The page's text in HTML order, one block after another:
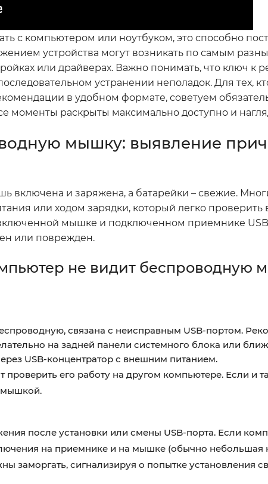
с компьютером или ноутбуком, это способно
устройства могут возникать по самым
или драйверах. Важно понимать, что ключ к
устранении неполадок. Для тех,
в удобном формате, советуем
моменты раскрыты максимально доступно и
мышку: выявление
включена и заряжена, а батарейки – свежие.
или ходом зарядки, который легко проверить
мышке и подключенном приемнике
или поврежден.
не видит беспроводную
связана с неисправным USB-портом.
на задней панели системного блока или
USB-концентратор с внешним питанием.
его работу на другом компьютере. Если и
мышкой.
после установки или смены USB-порта. Если
на приемнике и на мышке (обычно небольшая
заморгать, сигнализируя о попытке установления